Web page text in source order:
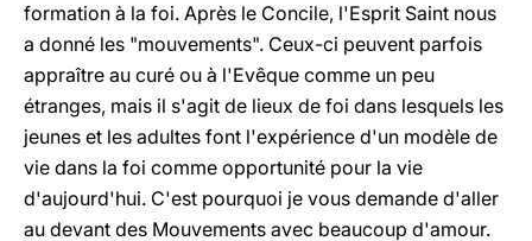
formation à la foi. Après le Concile, l'Esprit Saint nous
a donné les "mouvements". Ceux-ci peuvent parfois
appraître au curé ou à l'Evêque comme un peu
étranges, mais il s'agit de lieux de foi dans lesquels les
jeunes et les adultes font l'expérience d'un modèle de
vie dans la foi comme opportunité pour la vie
d'aujourd'hui. C'est pourquoi je vous demande d'aller
au devant des Mouvements avec beaucoup d'amour.